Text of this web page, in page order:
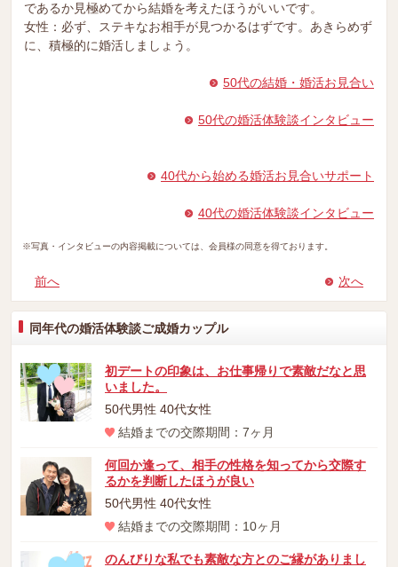
であるか見極めてから結婚を考えたほうがいいです。
女性：必ず、ステキなお相手が見つかるはずです。あきらめず
に、積極的に婚活しましょう。
50代の結婚・婚活お見合い
50代の婚活体験談インタビュー
40代から始める婚活お見合いサポート
40代の婚活体験談インタビュー
※写真・インタビューの内容掲載については、会員様の同意を得ております。
前へ 次へ
同年代の婚活体験談ご成婚カップル
初デートの印象は、お仕事帰りで素敵だなと思
いました。
50代男性 40代女性
結婚までの交際期間：7ヶ月
何回か逢って、相手の性格を知ってから交際す
るかを判断したほうが良い
50代男性 40代女性
結婚までの交際期間：10ヶ月
のんびりな私でも素敵な方とのご縁がありまし